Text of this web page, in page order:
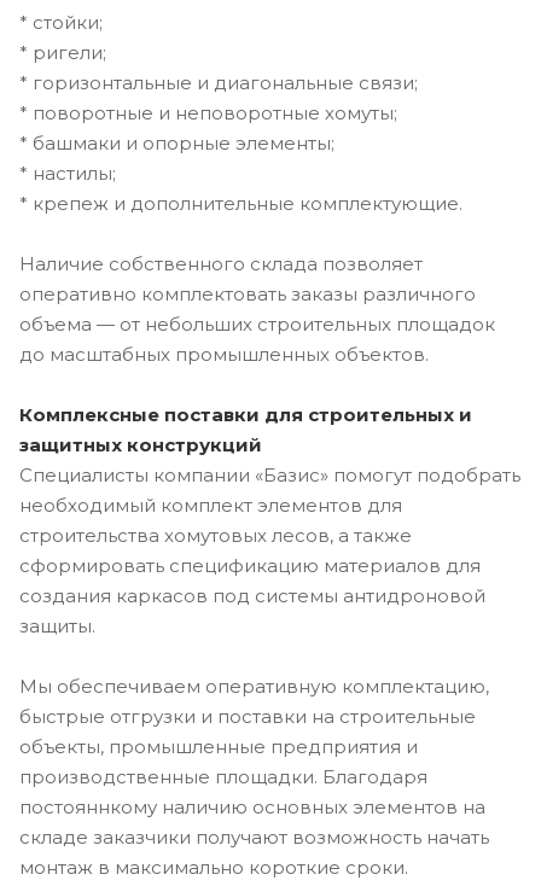
* стойки;
* ригели;
* горизонтальные и диагональные связи;
* поворотные и неповоротные хомуты;
* башмаки и опорные элементы;
* настилы;
* крепеж и дополнительные комплектующие.
Наличие собственного склада позволяет
оперативно комплектовать заказы различного
объема — от небольших строительных площадок
до масштабных промышленных объектов.
Комплексные поставки для строительных и
защитных конструкций
Специалисты компании «Базис» помогут подобрать
необходимый комплект элементов для
строительства хомутовых лесов, а также
сформировать спецификацию материалов для
создания каркасов под системы антидроновой
защиты.
Мы обеспечиваем оперативную комплектацию,
быстрые отгрузки и поставки на строительные
объекты, промышленные предприятия и
производственные площадки. Благодаря
постояннкому наличию основных элементов на
складе заказчики получают возможность начать
монтаж в максимально короткие сроки.